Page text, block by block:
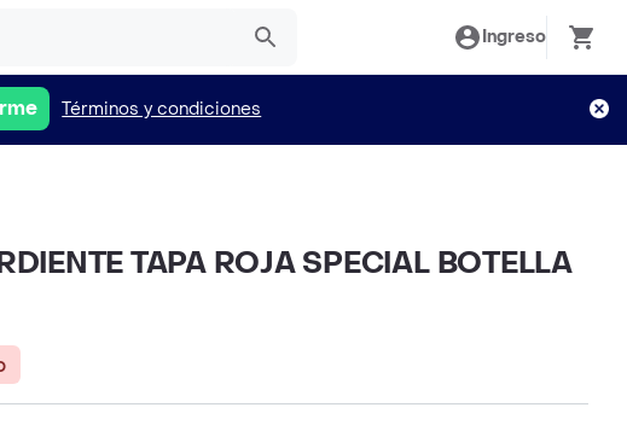
Ingreso
Términos y condiciones
TAPA ROJA SPECIAL BOTELLA